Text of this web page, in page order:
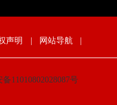
声明 | 网站导航 |
11010802028087号